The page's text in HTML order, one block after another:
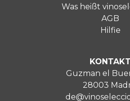
Was heißt
AGB
Hilfie
KONTAKT
Guzman el
28003